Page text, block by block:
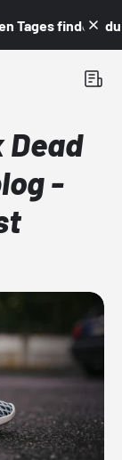
Tages findest du
Dead
-